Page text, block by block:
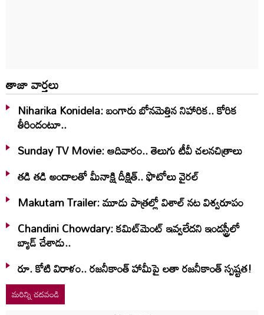
తాజా వార్తలు
Niharika Konidela: బంగారు బోనమెత్తిన నిహారిక.. కోరిక
తీరిందంటూ..
Sunday TV Movie: ఆదివారం.. తెలుగు టీవీ చ‌ల‌న‌చిత్రాలు
తడి తడి అందాలతో మీనాక్షి దీక్షిత్‌.. ఫొటోలు వైరల్
Makutam Trailer: మూడు పాత్రల్లో విశాల్ నట విశ్వరూపం
Chandini Chowdary: కమిట్‌మెంట్ ఇవ్వలేదని ఇండస్ట్రీలో
బ్యాడ్ చేశాడు..
రూ. కోటి విరాళం.. రజనీకాంత్ హామీపై లతా రజనీకాంత్ స్పష్టత!
మరిన్ని చదవండి